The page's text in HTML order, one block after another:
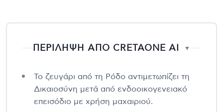
ΠΕΡΙΛΗΨΗ ΑΠΟ CRETAONE AI ▼
Το ζευγάρι από τη Ρόδο αντιμετωπίζει τη
Δικαιοσύνη μετά από ενδοοικογενειακό
επεισόδιο με χρήση μαχαιριού.